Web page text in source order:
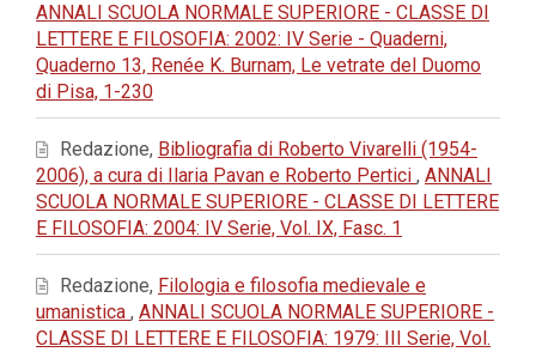
ANNALI SCUOLA NORMALE SUPERIORE - CLASSE DI
LETTERE E FILOSOFIA: 2002: IV Serie - Quaderni,
Quaderno 13, Renée K. Burnam, Le vetrate del Duomo
di Pisa, 1-230
Redazione, Bibliografia di Roberto Vivarelli (1954-
2006), a cura di Ilaria Pavan e Roberto Pertici , ANNALI
SCUOLA NORMALE SUPERIORE - CLASSE DI LETTERE
E FILOSOFIA: 2004: IV Serie, Vol. IX, Fasc. 1
Redazione, Filologia e filosofia medievale e
umanistica , ANNALI SCUOLA NORMALE SUPERIORE -
CLASSE DI LETTERE E FILOSOFIA: 1979: III Serie, Vol.